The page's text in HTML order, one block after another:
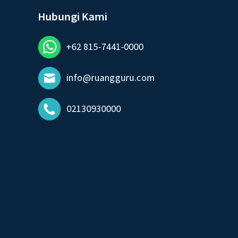
Hubungi Kami
+62 815-7441-0000
info@ruangguru.com
02130930000